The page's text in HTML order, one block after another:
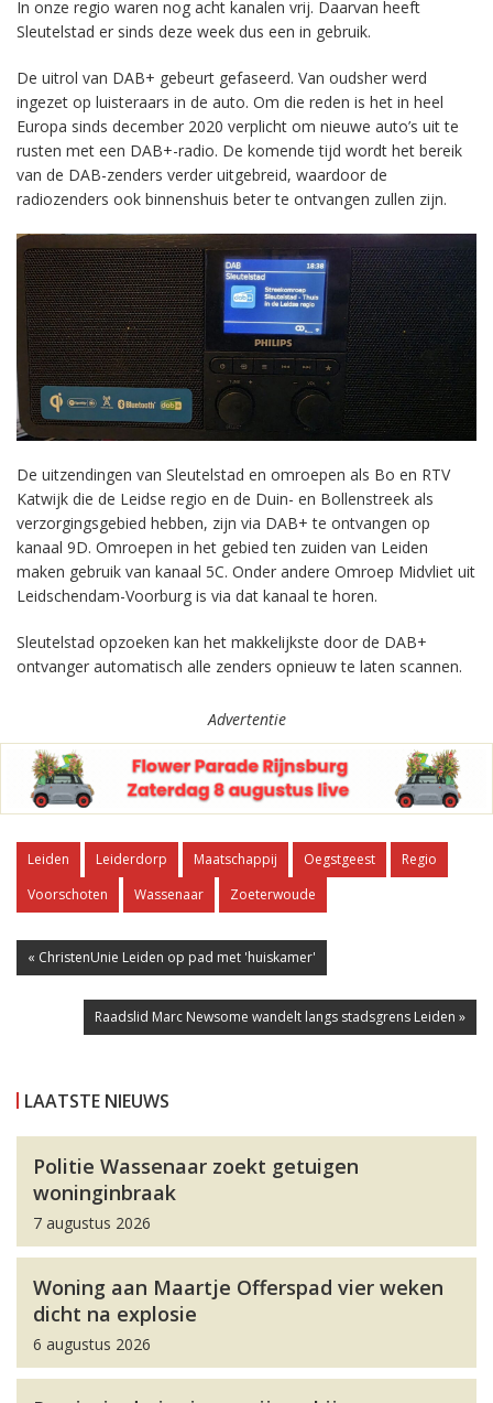
In onze regio waren nog acht kanalen vrij. Daarvan heeft
Sleutelstad er sinds deze week dus een in gebruik.
De uitrol van DAB+ gebeurt gefaseerd. Van oudsher werd
ingezet op luisteraars in de auto. Om die reden is het in heel
Europa sinds december 2020 verplicht om nieuwe auto’s uit te
rusten met een DAB+-radio. De komende tijd wordt het bereik
van de DAB-zenders verder uitgebreid, waardoor de
radiozenders ook binnenshuis beter te ontvangen zullen zijn.
De uitzendingen van Sleutelstad en omroepen als Bo en RTV
Katwijk die de Leidse regio en de Duin- en Bollenstreek als
verzorgingsgebied hebben, zijn via DAB+ te ontvangen op
kanaal 9D. Omroepen in het gebied ten zuiden van Leiden
maken gebruik van kanaal 5C. Onder andere Omroep Midvliet uit
Leidschendam-Voorburg is via dat kanaal te horen.
Sleutelstad opzoeken kan het makkelijkste door de DAB+
ontvanger automatisch alle zenders opnieuw te laten scannen.
Advertentie
Leiden Leiderdorp Maatschappij Oegstgeest
Regio
Voorschoten
Wassenaar Zoeterwoude
« ChristenUnie Leiden op pad met 'huiskamer'
Raadslid Marc Newsome wandelt langs stadsgrens Leiden »
LAATSTE NIEUWS
Politie Wassenaar zoekt getuigen
woninginbraak
7 augustus 2026
Woning aan Maartje Offerspad vier weken
dicht na explosie
6 augustus 2026